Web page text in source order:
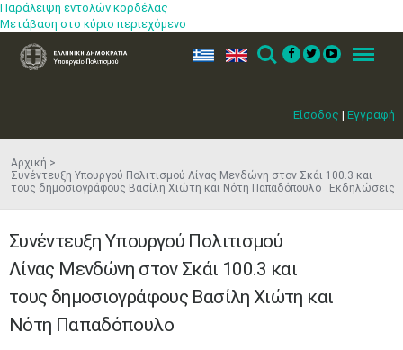
Παράλειψη εντολών κορδέλας
Μετάβαση στο κύριο περιεχόμενο
Είσοδος | Εγγραφή
ελ en Search Menu
Αρχική
Συνέντευξη Υπουργού Πολιτισμού Λίνας Μενδώνη στον Σκάι 100.3 και
τους δημοσιογράφους Βασίλη Χιώτη και Νότη Παπαδόπουλο Εκδηλώσεις
Συνέντευξη Υπουργού Πολιτισμού
Λίνας Μενδώνη στον Σκάι 100.3 και
τους δημοσιογράφους Βασίλη Χιώτη και
Νότη Παπαδόπουλο